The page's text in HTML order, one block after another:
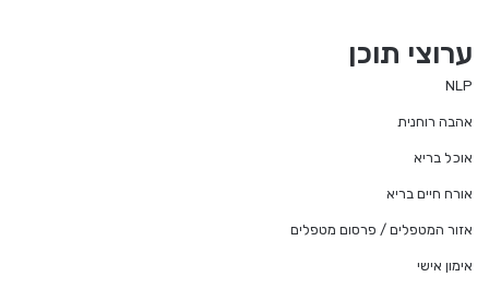
ערוצי תוכן
NLP
אהבה רוחנית
אוכל בריא
אורח חיים בריא
אזור המטפלים / פרסום מטפלים
אימון אישי